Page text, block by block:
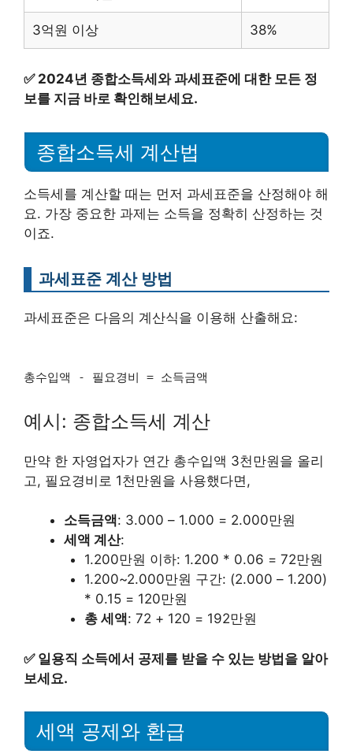
3억원 이상 38%
✅ 2024년 종합소득세와 과세표준에 대한 모든 정
보를 지금 바로 확인해보세요.
종합소득세 계산법
소득세를 계산할 때는 먼저 과세표준을 산정해야 해
요. 가장 중요한 과제는 소득을 정확히 산정하는 것
이죠.
과세표준 계산 방법
과세표준은 다음의 계산식을 이용해 산출해요:
총수입액 - 필요경비 = 소득금액
예시: 종합소득세 계산
만약 한 자영업자가 연간 총수입액 3천만원을 올리
고, 필요경비로 1천만원을 사용했다면,
소득금액: 3.000 – 1.000 = 2.000만원
세액 계산:
1.200만원 이하: 1.200 * 0.06 = 72만원
1.200~2.000만원 구간: (2.000 – 1.200)
* 0.15 = 120만원
총 세액: 72 + 120 = 192만원
✅ 일용직 소득에서 공제를 받을 수 있는 방법을 알아
보세요.
세액 공제와 환급